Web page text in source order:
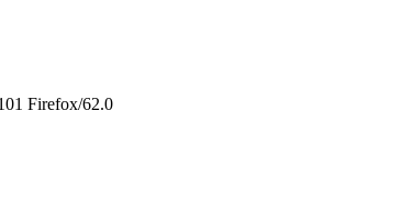
Firefox/62.0